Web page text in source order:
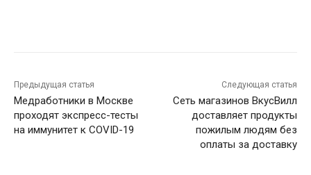
Предыдущая статья
Медработники в Москве
проходят экспресс-тесты
на иммунитет к COVID-19
Следующая статья
Сеть магазинов ВкусВилл
доставляет продукты
пожилым людям без
оплаты за доставку